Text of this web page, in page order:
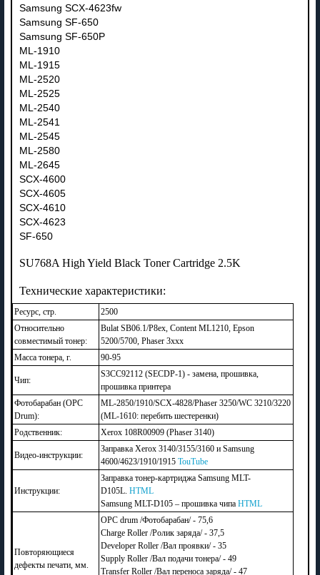
Samsung SCX-4623fw
Samsung SF-650
Samsung SF-650P
ML-1910
ML-1915
ML-2520
ML-2525
ML-2540
ML-2541
ML-2545
ML-2580
ML-2645
SCX-4600
SCX-4605
SCX-4610
SCX-4623
SF-650
SU768A High Yield Black Toner Cartridge 2.5K
Технические характеристики:
Ресурс, стр.
2500
Относительно
совместимый тонер:
Bulat SB06.1/P8ex, Content ML1210, Epson
5200/5700, Phaser 3xxx
Масса тонера, г.
90-95
Чип:
S3CC92112 (SECDP-1) - замена, прошивка,
прошивка принтера
Фотобарабан (OPC
Drum):
ML-2850/1910/SCX-4828/Phaser 3250/WC 3210/3220
(ML-1610: перебить шестеренки)
Родственник:
Xerox 108R00909 (Phaser 3140)
Видео-инструкции:
Заправка Xerox 3140/3155/3160 и Samsung
4600/4623/1910/1915 TouTube
Инструкции:
Заправка тонер-картриджа Samsung MLT-
D105L. HTML
Samsung MLT-D105 – прошивка чипа HTML
Повторяющиеся
дефекты печати, мм.
OPC drum /Фотобарабан/ - 75,6
Charge Roller /Ролик заряда/ - 37,5
Developer Roller /Вал проявки/ - 35
Supply Roller /Вал подачи тонера/ - 49
Transfer Roller /Вал переноса заряда/ - 47